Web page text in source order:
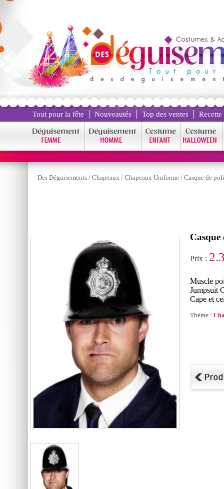
Tout pour la fête Nouveautés Top des ventes
Des Déguisements / Chapeaux / Chapeaux Uniforme / Casque de
Casque
Prix :
Muscle
Jumpsuit
Cape et
Thème :